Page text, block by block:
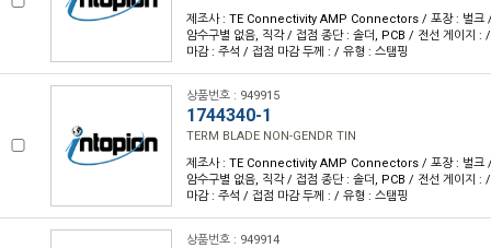
제조사 : TE Connectivity AMP Connectors / 포장 : 벌크
암수구별 없음, 직각 / 접점 종단 : 솔더, PCB / 전선 게이지 :
마감 : 주석 / 접점 마감 두께 : / 유형 : 스탬핑
상품번호 : 949915
1744340-1
TERM BLADE NON-GENDR TIN
제조사 : TE Connectivity AMP Connectors / 포장 : 벌크
암수구별 없음, 직각 / 접점 종단 : 솔더, PCB / 전선 게이지 :
마감 : 주석 / 접점 마감 두께 : / 유형 : 스탬핑
상품번호 : 949914